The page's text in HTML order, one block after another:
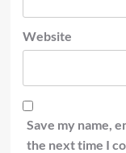
Website
Save my name,
the next time I